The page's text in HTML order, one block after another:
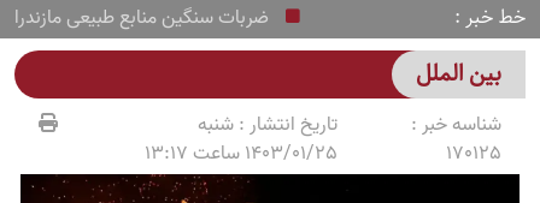
خط خبر ضربات سنگین منابع طبیعی مازندران
بین الملل
شناسه خبر :
170125
تاریخ انتشار :شنبه
1403/01/25 ساعت 13:17